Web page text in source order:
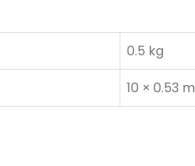
0.5 kg
10 × 0.53 m